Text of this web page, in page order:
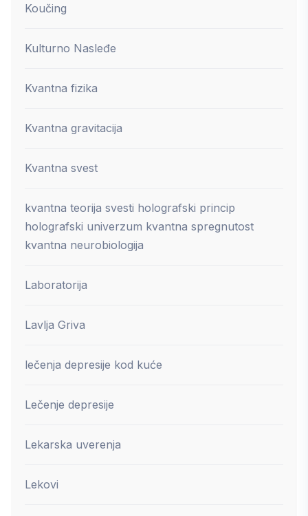
Koučing
Kulturno Nasleđe
Kvantna fizika
Kvantna gravitacija
Kvantna svest
kvantna teorija svesti holografski princip
holografski univerzum kvantna spregnutost
kvantna neurobiologija
Laboratorija
Lavlja Griva
lečenja depresije kod kuće
Lečenje depresije
Lekarska uverenja
Lekovi